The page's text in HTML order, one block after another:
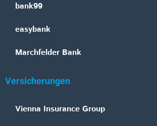
bank99
easybank
Marchfelder Bank
Versicherungen
Vienna Insurance Group